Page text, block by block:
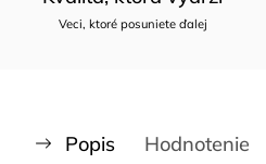
Veci, ktoré posuniete ďalej
Popis Hodnotenie